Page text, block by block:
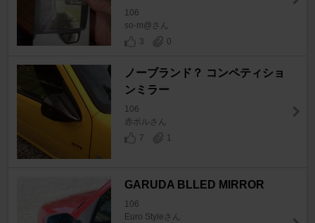
106
so-m@さん
3
0
ノーブランド？ コンペティショ
ンミラー
106
赤ポルさん
7
1
GARUDA BLLED MIRROR
106
Euro Styleさん